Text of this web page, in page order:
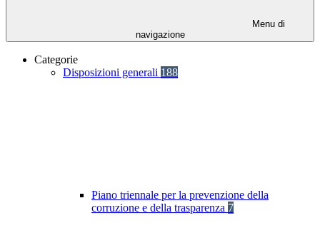
Menu di
navigazione
Categorie
Disposizioni generali 188
Piano triennale per la prevenzione della
corruzione e della trasparenza 7